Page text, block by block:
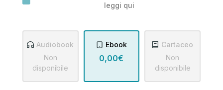
leggi qui
Audiobook
Non
disponibile
Ebook
0,00€
Cartaceo
Non
disponibile